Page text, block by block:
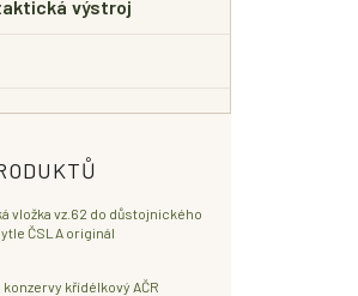
výstroj
vložka vz.62 do důstojnického
ČSLA originál
konzervy křídélkový AČR